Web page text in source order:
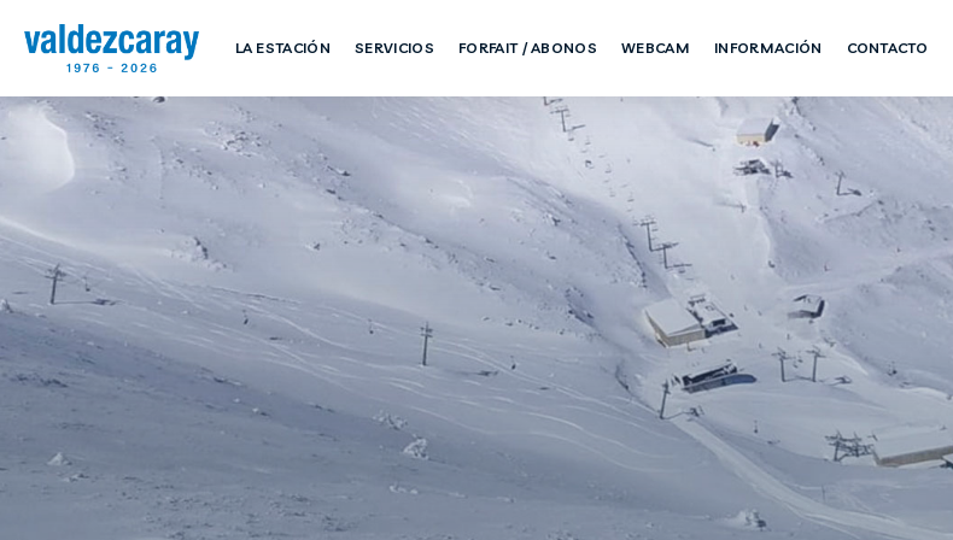
LA ESTACIÓN SERVICIOS FORFAIT / ABONOS WEBCAM INFORMACIÓN CONTACTO